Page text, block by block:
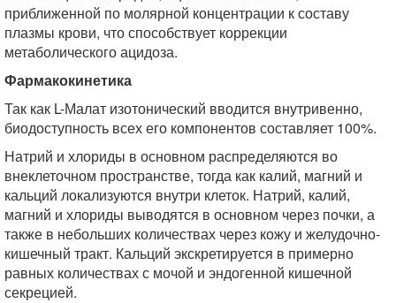
приближенной по молярной концентрации к составу
плазмы крови, что способствует коррекции
метаболического ацидоза.
Фармакокинетика
Так как L-Малат изотонический вводится внутривенно,
биодоступность всех его компонентов составляет 100%.
Натрий и хлориды в основном распределяются во
внеклеточном пространстве, тогда как калий, магний и
кальций локализуются внутри клеток. Натрий, калий,
магний и хлориды выводятся в основном через почки, а
также в небольших количествах через кожу и желудочно-
кишечный тракт. Кальций экскретируется в примерно
равных количествах с мочой и эндогенной кишечной
секрецией.